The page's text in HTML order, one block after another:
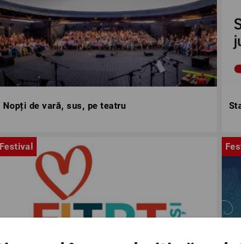
Nopți de vară, sus, pe teatru
Festival